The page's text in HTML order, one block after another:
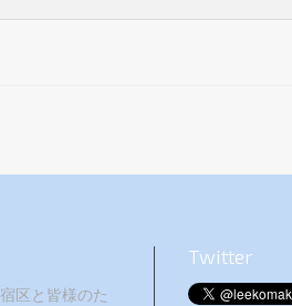
区と皆様のた
Twitter